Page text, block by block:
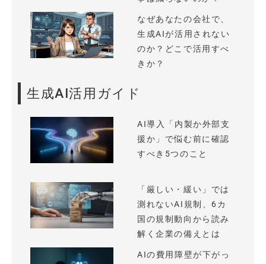
なぜあなたの会社で、
生成AIが活用されない
のか？どこで活用すべ
きか？
生成AI活用ガイド
AI導入「内製か外部支
援か」で悩む前に確認
すべき5つのこと
「厳しい・緩い」では
測れないAI規制、6カ
国の規制動向から読み
解く企業の備えとは
AIの費用障壁が下がっ